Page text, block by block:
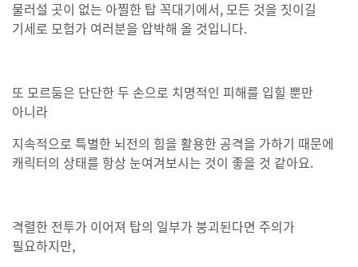
물러설 곳이 없는 아찔한 탑 꼭대기에서, 모든 것을 짓이길
기세로 모험가 여러분을 압박해 올 것입니다.
또 모르둠은 단단한 두 손으로 치명적인 피해를 입힐 뿐만
아니라
지속적으로 특별한 뇌전의 힘을 활용한 공격을 가하기 때문에
캐릭터의 상태를 항상 눈여겨보시는 것이 좋을 것 같아요.
격렬한 전투가 이어져 탑의 일부가 붕괴된다면 주의가
필요하지만,